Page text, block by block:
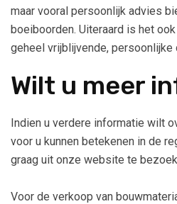
maar vooral persoonlijk advies
boeiboorden. Uiteraard is het
geheel vrijblijvende,
Wilt u meer
Indien u verdere informatie wilt
voor u kunnen betekenen in de
graag uit onze website te
Voor de verkoop van